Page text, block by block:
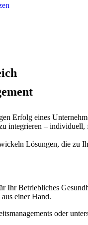
Erfolg eines
integrieren –
Lösungen, die zu
Ihr Betriebliches
einer Hand.
oder